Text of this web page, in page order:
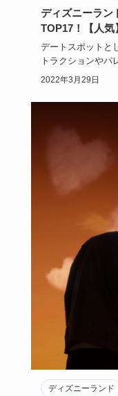
ディズニーラン
TOP17！【人気
デートスポットと
トラクションやパ
ります。中でも…
2022年3月29日
ディズニーランド